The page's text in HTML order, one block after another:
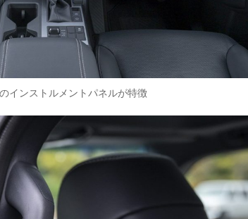
インストルメントパネルが特徴